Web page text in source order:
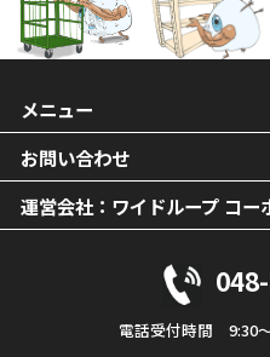
メニュー
お問い合わせ
運営会社：ワイドループ コー
電話受付時間 9:30